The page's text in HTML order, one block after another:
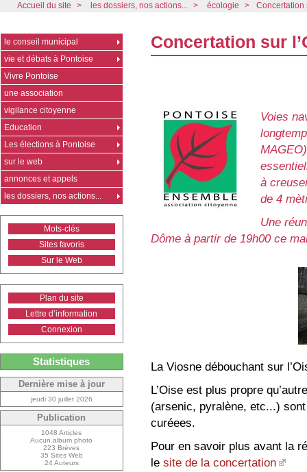
Accueil du site > les dossiers, nos actions... > écologie > Concertation
Concertation sur
Voies
à
de 4
Une
Dôme à partir de 19h00 ce
La Viosne débouchant sur
L’Oise est plus propre
(arsenic, pyralène, etc...)
curéees.
Pour en savoir plus avant la
le site de la concertation
le conseil municipal
vie et débats à Pontoise
Vivre Pontoise
une association
vigilance citoyenne
Education
Les élections à Pontoise
sur le web
annonces et appels
les dossiers, nos actions...
Mots-clés
Sites favoris
Sur le Web
Plan du site
Lettre d’information
Connexion
Statistiques
Dernière mise à jour
jeudi 30 juillet 2026
Publication
1048 Articles
Aucun album photo
223 Brèves
35 Sites Web
24 Auteurs